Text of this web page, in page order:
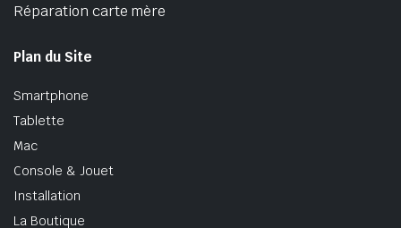
Réparation carte mère
Plan du Site
Smartphone
Tablette
Mac
Console & Jouet
Installation
La Boutique